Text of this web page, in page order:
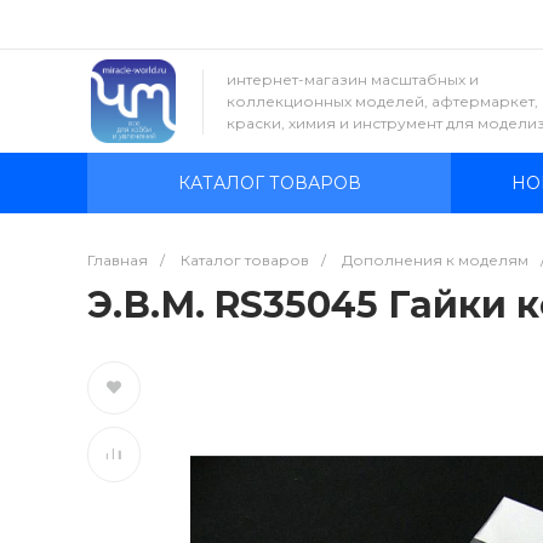
интернет-магазин масштабных и
коллекционных моделей, афтермаркет,
краски, химия и инструмент для
КАТАЛОГ ТОВАРОВ
Главная / Каталог товаров / Дополнения к моделям
Э.В.М. RS35045 Гайки